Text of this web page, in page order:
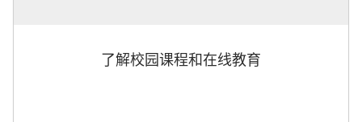
了解校园课程和在线教育